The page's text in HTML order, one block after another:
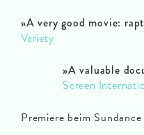
»A very good movie:
Variety
»A valuable
Screen
Premiere beim